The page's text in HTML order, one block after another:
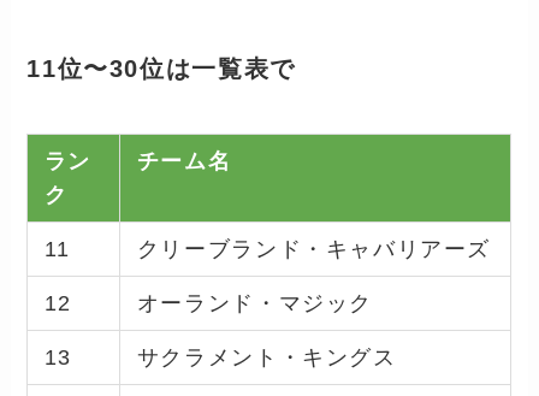
11位〜30位は一覧表で
ラン
ク
チーム名
11 クリーブランド・キャバリアーズ
12 オーランド・マジック
13 サクラメント・キングス